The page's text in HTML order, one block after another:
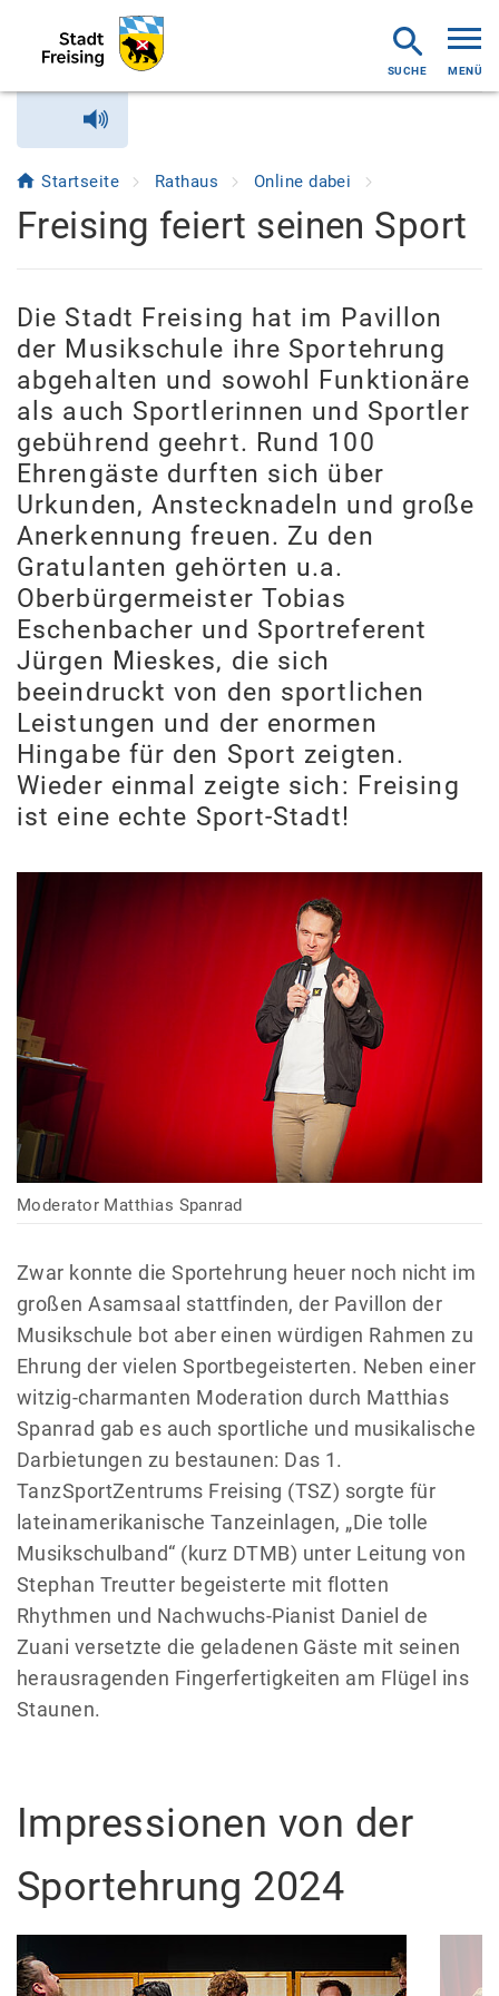
MENÜ
Startseite Rathaus Online dabei
Freising feiert seinen Sport
Die Stadt Freising hat im Pavillon
der Musikschule ihre Sportehrung
abgehalten und sowohl Funktionäre
als auch Sportlerinnen und Sportler
gebührend geehrt. Rund 100
Ehrengäste durften sich über
Urkunden, Anstecknadeln und große
Anerkennung freuen. Zu den
Gratulanten gehörten u.a.
Oberbürgermeister Tobias
Eschenbacher und Sportreferent
Jürgen Mieskes, die sich
beeindruckt von den sportlichen
Leistungen und der enormen
Hingabe für den Sport zeigten.
Wieder einmal zeigte sich: Freising
ist eine echte Sport-Stadt!
Moderator Matthias Spanrad
Zwar konnte die Sportehrung heuer noch nicht im
großen Asamsaal stattfinden, der Pavillon der
Musikschule bot aber einen würdigen Rahmen zu
Ehrung der vielen Sportbegeisterten. Neben einer
witzig-charmanten Moderation durch Matthias
Spanrad gab es auch sportliche und musikalische
Darbietungen zu bestaunen: Das 1.
TanzSportZentrums Freising (TSZ) sorgte für
lateinamerikanische Tanzeinlagen, „Die tolle
Musikschulband“ (kurz DTMB) unter Leitung von
Stephan Treutter begeisterte mit flotten
Rhythmen und Nachwuchs-Pianist Daniel de
Zuani versetzte die geladenen Gäste mit seinen
herausragenden Fingerfertigkeiten am Flügel ins
Staunen.
Impressionen von der
Sportehrung 2024